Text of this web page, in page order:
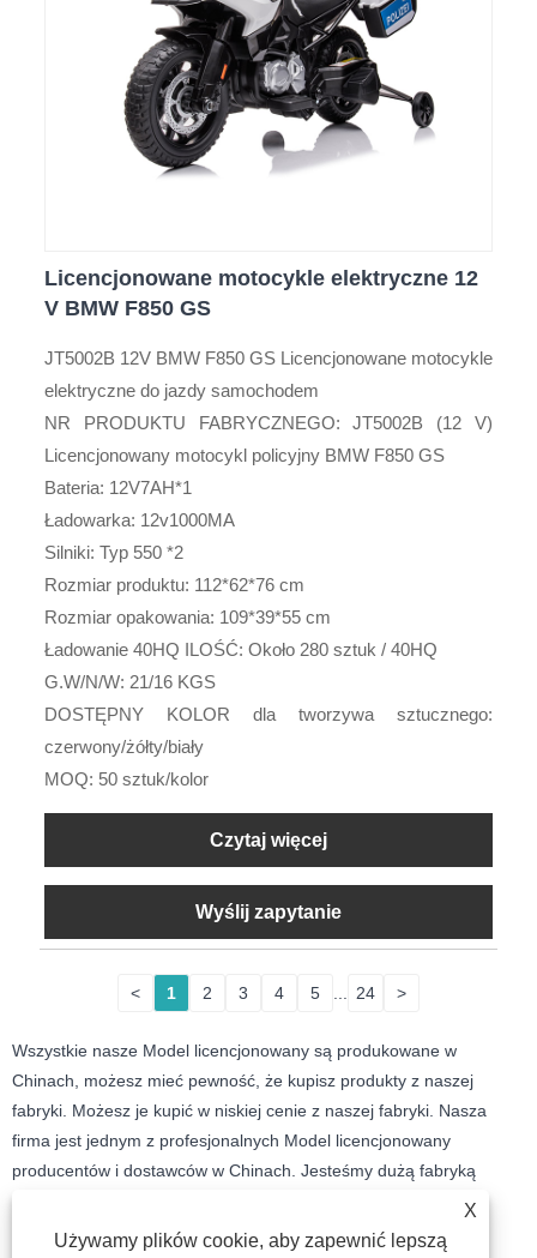
Licencjonowane motocykle elektryczne 12
V BMW F850 GS
JT5002B 12V BMW F850 GS Licencjonowane motocykle
elektryczne do jazdy samochodem
NR PRODUKTU FABRYCZNEGO: JT5002B (12 V)
Licencjonowany motocykl policyjny BMW F850 GS
Bateria: 12V7AH*1
Ładowarka: 12v1000MA
Silniki: Typ 550 *2
Rozmiar produktu: 112*62*76 cm
Rozmiar opakowania: 109*39*55 cm
Ładowanie 40HQ ILOŚĆ: Około 280 sztuk / 40HQ
G.W/N/W: 21/16 KGS
DOSTĘPNY KOLOR dla tworzywa sztucznego:
czerwony/żółty/biały
MOQ: 50 sztuk/kolor
Czytaj więcej
Wyślij zapytanie
< 1 2 3 4 5 24 >
Wszystkie nasze Model licencjonowany są produkowane w
Chinach, możesz mieć pewność, że kupisz produkty z naszej
fabryki. Możesz je kupić w niskiej cenie z naszej fabryki. Nasza
firma jest jednym z profesjonalnych Model licencjonowany
producentów i dostawców w Chinach. Jesteśmy dużą fabryką
X
Używamy plików cookie, aby zapewnić lepszą